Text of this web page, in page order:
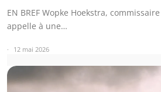
EN BREF Wopke Hoekstra,
appelle à une…
12 mai 2026